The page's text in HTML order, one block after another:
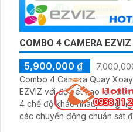
ban đêm rõ nét nhờ công
LED ánh sáng trắng, cùng
động thông minh, giúp đảm
khu vực kho hàng